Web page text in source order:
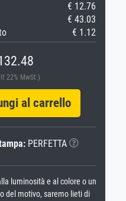
€ 12.76
€ 43.03
€ 1.12
22% MwSt.)
al carrello
PERFETTA
luminosità e al colore o un
del motivo, saremo lieti di